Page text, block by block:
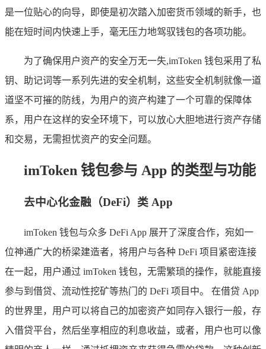
是一位贴心的向导，即使是初次踏入加密货币领域的新手，也
能在短时间内快速上手，毫无压力地驾驭钱包的各项功能。
为了确保用户资产的安全万无一失,imToken 钱包采用了私
钥、助记词等一系列先进的安全机制，这些安全机制就像一道
道坚不可摧的防线，为用户的资产构建了一个可靠的保障体
系，用户在这样的安全环境下，可以放心大胆地进行资产存储
和交易，无需担忧资产的安全问题。
imToken 钱包参与 App 的类型与功能
去中心化金融（DeFi）类 App
imToken 钱包与众多 DeFi App 展开了深度合作，宛如一
位神通广大的桥梁建造者，将用户与各种 DeFi 项目紧密连接
在一起，用户通过 imToken 钱包，无需繁琐的操作，就能直接
参与到借贷、流动性挖矿等热门的 DeFi 项目中。 在借贷 App
的世界里，用户可以将自己的加密资产如同存入银行一般，存
入借贷平台，然后坐享相应的利息收益，或者，用户也可以像